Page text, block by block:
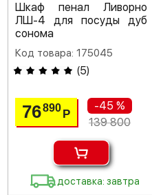
Шкаф пенал Ливорно
ЛШ-4 для посуды дуб
сонома
Код товара: 175045
(5)
76890Р
-45 %
139 800
доставка: завтра